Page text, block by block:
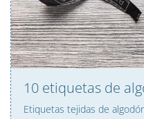
10 etiquetas de
Etiquetas tejidas de